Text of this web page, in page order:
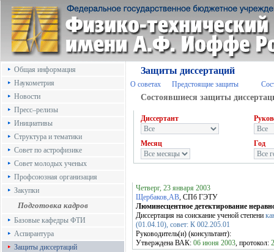
Общая информация
Наукометрия
Новости
Пресс–релизы
Инициативы
Структура и тематики
Совет по астрофизике
Совет молодых ученых
Профсоюзная организация
Закупки
Подготовка кадров
Базовые кафедры ФТИ
Аспирантура
Защиты диссертаций
Защиты диссертаций
О советах Предстоящие защиты
Состоявшиеся защиты
Диссертант
Месяц Год
Четверг, 23 января 2003
Щербаков,АВ, СПб ГЭТУ
Люминесцентное детектирование
Диссертация на соискание ученой степени
(01.04.10), совет: К 002.205.01
Руководитель(и) (консультант):
Утверждена ВАК: 06 июня 2003, протокол: